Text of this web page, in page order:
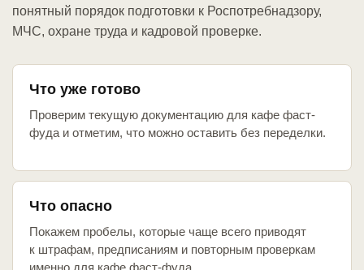
понятный порядок подготовки к Роспотребнадзору,
МЧС, охране труда и кадровой проверке.
Что уже готово
Проверим текущую документацию для кафе фаст-
фуда и отметим, что можно оставить без переделки.
Что опасно
Покажем пробелы, которые чаще всего приводят
к штрафам, предписаниям и повторным проверкам
именно для кафе фаст-фуда.